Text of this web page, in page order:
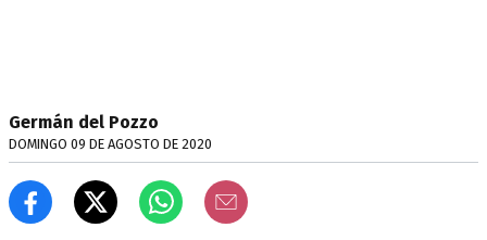
Germán del Pozzo
DOMINGO 09 DE AGOSTO DE 2020